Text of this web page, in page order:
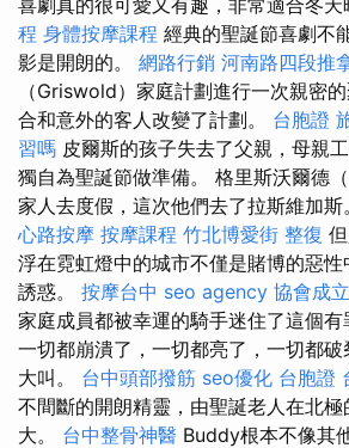
喜劇真的很可愛又有趣，非常適合冬天
程 身體按摩課程 經典的聖誕節喜劇不
影是開朗的。 網路行銷 河南路四段推
（Griswold）家庭計劃進行一次親密
合和意外的客人改變了計劃。 台胞證
習嗎 皮爾斯的孩子失去了父親，母親
獨自為聖誕節做準備。 格里斯沃爾德
家人去度假，這次​​他們去了拉斯維加斯
心路按摩 按摩課程 竹北博愛街 整復
浮在霓虹燈中的城市不僅是賭博的惡
誘惑。 按摩台中 seo agency 協會成
家庭成員都被幸運的騎手迷住了這個有
一切都崩潰了，一切都亮了，一切都
大叫。 台中頭部撥筋 seo優化 台胞證
不間斷的開朗精靈，由聖誕老人在北
大。 台中整骨神醫 Buddy根本不像其